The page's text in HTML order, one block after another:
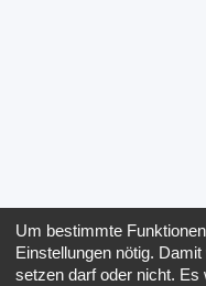
Um bestimmte
Einstellungen nötig.
setzen darf oder nicht.